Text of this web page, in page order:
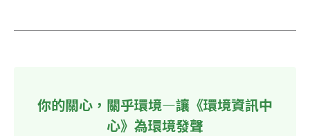
你的關心，關乎環境—讓《環境資訊中
心》為環境發聲